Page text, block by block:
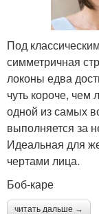
Под
симметричная
локоны едва
чуть короче, чем
одной из самых
выполняется за
Идеальная для
чертами лица.
Боб-каре
читать дальше →